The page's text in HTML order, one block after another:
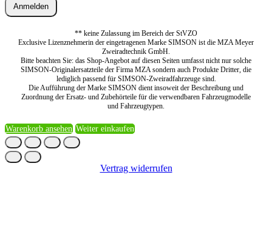
Anmelden
** keine Zulassung im Bereich der StVZO
Exclusive Lizenznehmerin der eingetragenen Marke SIMSON ist die MZA Meyer
Zweiradtechnik GmbH.
Bitte beachten Sie: das Shop-Angebot auf diesen Seiten umfasst nicht nur solche
SIMSON-Originalersatzteile der Firma MZA sondern auch Produkte Dritter, die
lediglich passend für SIMSON-Zweiradfahrzeuge sind.
Die Aufführung der Marke SIMSON dient insoweit der Beschreibung und
Zuordnung der Ersatz- und Zubehörteile für die verwendbaren Fahrzeugmodelle
und Fahrzeugtypen.
Warenkorb ansehen Weiter einkaufen
Vertrag widerrufen